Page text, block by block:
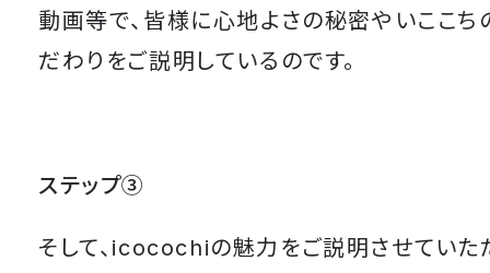
動画等で、皆様に心地よさの秘密やいここち
だわりをご説明しているのです。
ステップ③
そして、icocochiの魅力をご説明させていた